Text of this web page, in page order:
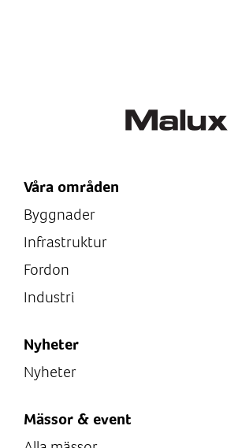
Våra områden
Byggnader
Infrastruktur
Fordon
Industri
Nyheter
Nyheter
Mässor & event